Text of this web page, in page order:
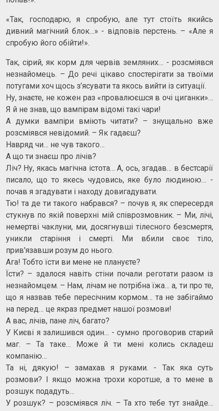
«Так, господарю, я спробую, але тут стоїть якийсь
дивний магічний блок…» - відповів перстень. – «Але я
спробую його обійти!».
Так, сірий, як корм для червів земляних… - розсміявся
незнайомець. – До речі цікаво спостерігати за твоїми
потугами хоч щось з’ясувати та якось вийти із ситуації.
Ну, знаєте, не кожен раз «провалюєшся в очі циганки»…
Я й не знав, що вампірам відомі такі чари!
А думки вампіри вміють читати? – знущально вже
розсміявся невідомий. – Як гадаєш?
Навряд чи… не чув такого…
А що ти знаєш про лічів?
Ліч? Ну, якась магічна істота… А, ось, згадав… в бестсарії
писало, що то якесь чудовись, яке було людиною… -
почав я згадувати і находу довигадувати.
Тю! та де ти такого набрався? – почув я, як спересердя
стукнув по якій поверхні мій співрозмовник. – Ми, лічі,
немертві чаклуни, ми, досягнувші тілесного безсмертя,
уникли старіння і смерті. Ми вбили своє тіло,
прив'язавши розум до нього.
Ага! Тобто їсти ви мене не плануєте?
Їсти? – здалося навіть стіни почали реготати разом із
незнайомцем. – Нам, лічам не потрібна їжа… а, ти про те,
що я назвав тебе пересічним кормом… та не забігаймо
на перед… це якраз предмет нашої розмови!
А вас, лічів, пане ліч, багато?
У Києві я залишився один… - сумно проговорив старий
маг. – Та таке… Може й ти мені колись складеш
компанію…
Та ні, дякую! – замахав я руками. - Так яка суть
розмови? І якщо можна трохи коротше, а то мене в
розшук подадуть…
У розшук? – розсміявся ліч. – Та хто тебе тут знайде…